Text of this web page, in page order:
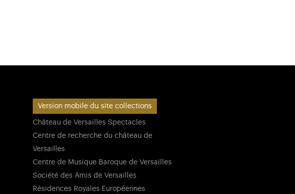
Version mobile du site collections
Château de Versailles Spectacles
Centre de recherche du château de
Versailles
Centre de Musique Baroque de Versailles
Société des Amis de Versailles
Résidences Royales Européennes